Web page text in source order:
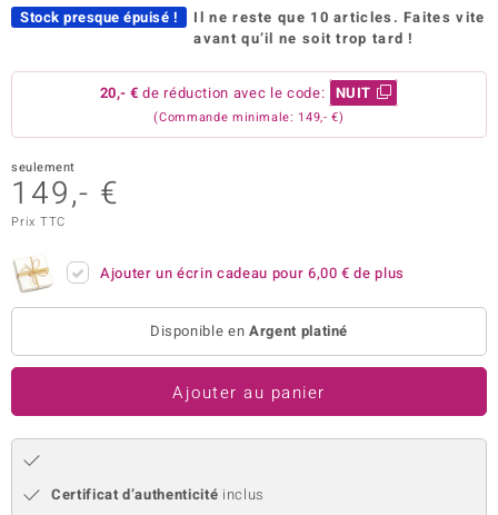
Collection
Stock presque épuisé ! Il ne reste que 10 articles. Faites vite
avant qu’il ne soit trop tard !
20,- € de réduction avec le code: NUIT
(Commande minimale: 149,- €)
seulement
149,- €
Prix TTC
Ajouter un écrin cadeau pour 6,00 € de plus
Disponible en Argent platiné
Ajouter au panier
Certificat d’authenticité inclus